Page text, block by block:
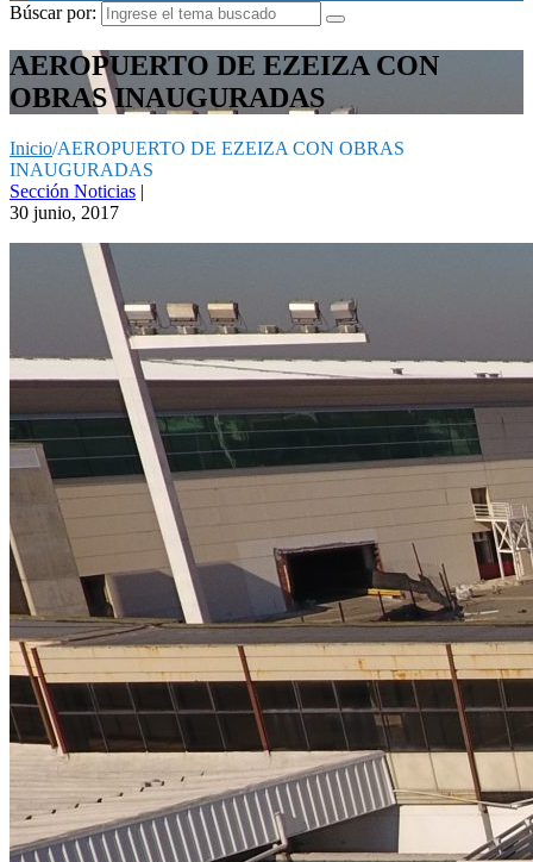
Búscar por:
AEROPUERTO DE EZEIZA CON
OBRAS INAUGURADAS
Inicio/AEROPUERTO DE EZEIZA CON OBRAS
INAUGURADAS
Sección Noticias |
30 junio, 2017